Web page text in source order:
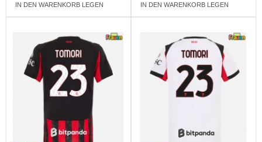
IN DEN WARENKORB LEGEN IN DEN WARENKORB LEGEN